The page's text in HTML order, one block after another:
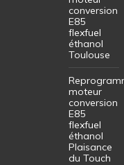
conversion
E85
flexfuel
éthanol
Toulouse
moteur
conversion
E85
flexfuel
éthanol
Plaisance
du Touch